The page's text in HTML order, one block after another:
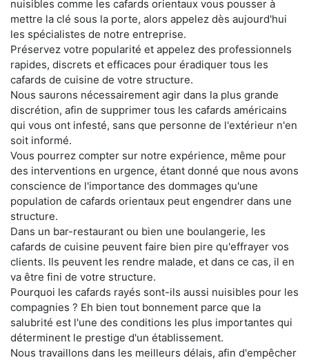
nuisibles comme les cafards orientaux vous pousser à
mettre la clé sous la porte, alors appelez dès aujourd'hui
les spécialistes de notre entreprise.
Préservez votre popularité et appelez des professionnels
rapides, discrets et efficaces pour éradiquer tous les
cafards de cuisine de votre structure.
Nous saurons nécessairement agir dans la plus grande
discrétion, afin de supprimer tous les cafards américains
qui vous ont infesté, sans que personne de l'extérieur n'en
soit informé.
Vous pourrez compter sur notre expérience, même pour
des interventions en urgence, étant donné que nous avons
conscience de l'importance des dommages qu'une
population de cafards orientaux peut engendrer dans une
structure.
Dans un bar-restaurant ou bien une boulangerie, les
cafards de cuisine peuvent faire bien pire qu'effrayer vos
clients. Ils peuvent les rendre malade, et dans ce cas, il en
va être fini de votre structure.
Pourquoi les cafards rayés sont-ils aussi nuisibles pour les
compagnies ? Eh bien tout bonnement parce que la
salubrité est l'une des conditions les plus importantes qui
déterminent le prestige d'un établissement.
Nous travaillons dans les meilleurs délais, afin d'empêcher